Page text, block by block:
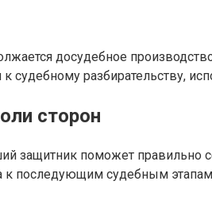
досудебное
судебному разбирательству,
сторон
поможет правильно
к последующим судебным